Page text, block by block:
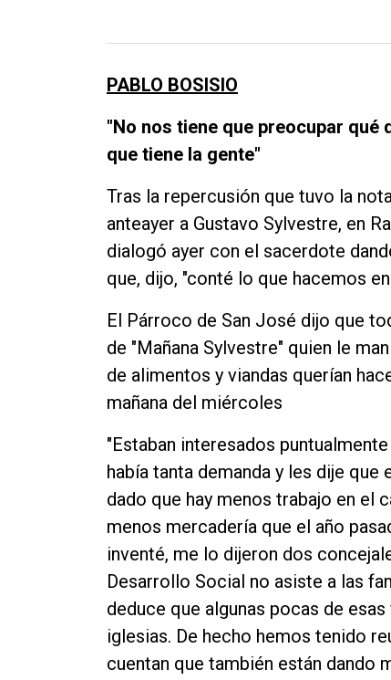
PABLO BOSISIO
"No nos tiene que preocupar qué
que tiene la gente"
Tras la repercusión que tuvo la
anteayer a Gustavo Sylvestre, en
dialogó ayer con el sacerdote
que, dijo, "conté lo que hacemos
El Párroco de San José dijo que
de "Mañana Sylvestre" quien le
de alimentos y viandas querían
mañana del miércoles
"Estaban interesados
había tanta demanda y les dije
dado que hay menos trabajo en el
menos mercadería que el año
inventé, me lo dijeron dos
Desarrollo Social no asiste a las
deduce que algunas pocas de
iglesias. De hecho hemos tenido
cuentan que también están dando